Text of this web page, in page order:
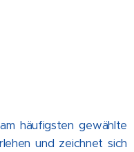
häufigsten gewählte
und zeichnet sich